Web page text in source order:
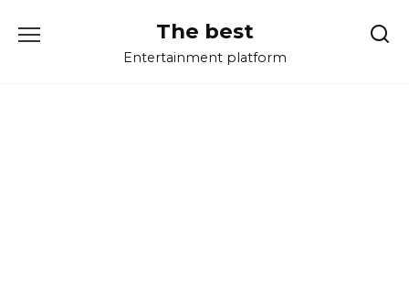
The best
Entertainment platform